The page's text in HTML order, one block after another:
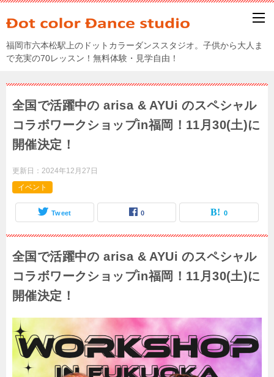
福岡市六本松駅上のドットカラーダンススタジオ。子供から大人ま
で充実の70レッスン！無料体験・見学自由！
全国で活躍中の arisa & AYUi のスペシャル
コラボワークショップin福岡！11月30(土)に
開催決定！
更新日： 2024年12月27日
イベント
Tweet 0 0
全国で活躍中の arisa & AYUi のスペシャル
コラボワークショップin福岡！11月30(土)に
開催決定！